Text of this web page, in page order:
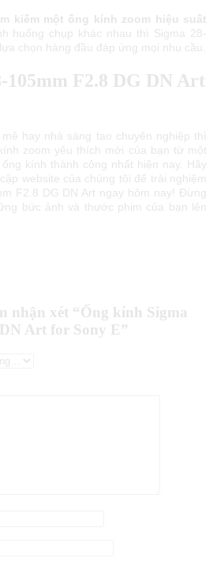
kiếm một ống kính zoom hiệu suất
huống chụp khác nhau thì Sigma 28-
chọn hàng đầu đáp ứng mọi nhu cầu.
105mm F2.8 DG DN Art
hay nhà sáng tạo chuyên nghiệp thì
zoom yêu thích mới của bạn từ một
kính thành công nhất hiện nay. Hãy
website của chúng tôi để trải nghiệm
F2.8 DG DN Art ngay hôm nay! Đừng
bức ảnh và thước phim của bạn lên
nhận xét “Ống kính Sigma
Art for Sony E”